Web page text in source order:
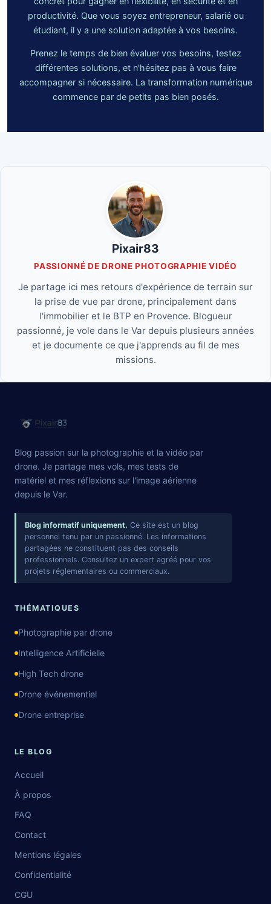
productivité. Que vous soyez entrepreneur, salarié ou
étudiant, il y a une solution adaptée à vos besoins.
Prenez le temps de bien évaluer vos besoins, testez
différentes solutions, et n'hésitez pas à vous faire
accompagner si nécessaire. La transformation numérique
commence par de petits pas bien posés.
Pixair83
PASSIONNÉ DE DRONE PHOTOGRAPHIE VIDÉO
Je partage ici mes retours d'expérience de terrain sur
la prise de vue par drone, principalement dans
l'immobilier et le BTP en Provence. Blogueur
passionné, je vole dans le Var depuis plusieurs années
et je documente ce que j'apprends au fil de mes
missions.
Blog passion sur la photographie et la vidéo par
drone. Je partage mes vols, mes tests de
matériel et mes réflexions sur l'image aérienne
depuis le Var.
Blog informatif uniquement. Ce site est un blog
personnel tenu par un passionné. Les informations
partagées ne constituent pas des conseils
professionnels. Consultez un expert agréé pour vos
projets réglementaires ou commerciaux.
THÉMATIQUES
Photographie par drone
Intelligence Artificielle
High Tech drone
Drone événementiel
Drone entreprise
LE BLOG
Accueil
À propos
FAQ
Contact
Mentions légales
Confidentialité
CGU